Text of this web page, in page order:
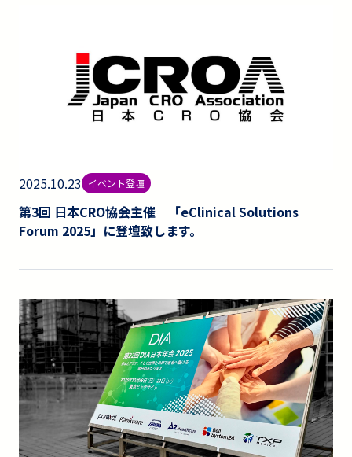
2025.10.23 イベント登壇
第3回 日本CRO協会主催 「eClinical Solutions
Forum 2025」に登壇致します。